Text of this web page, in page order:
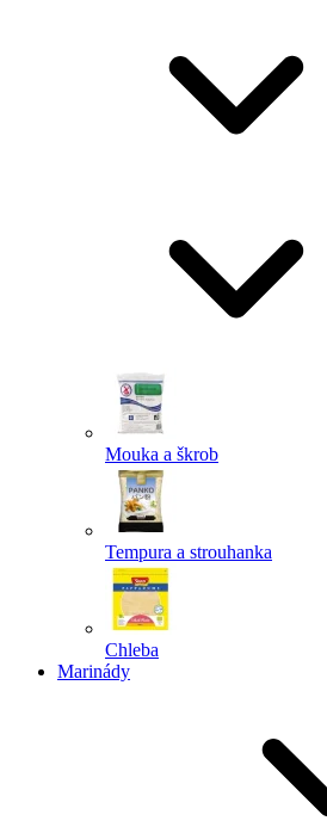
Mouka a škrob
Tempura a strouhanka
Chleba
Marinády
Powered by chaterimo